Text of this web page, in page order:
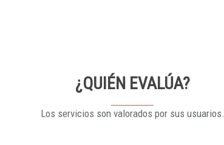
¿QUIÉN EVALÚA?
Los servicios son valorados por sus usuarios.